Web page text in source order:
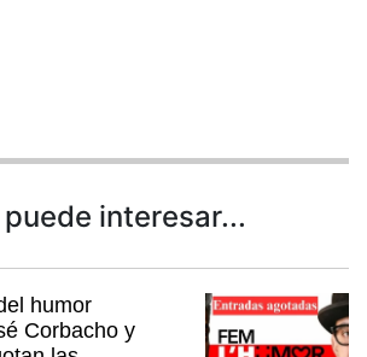
interesar...
humor
Corbacho y